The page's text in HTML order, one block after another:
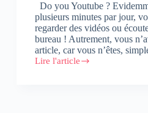
Do you Youtube ?
plusieurs minutes par jour,
regarder des vidéos ou
bureau ! Autrement, vous
article, car vous n’êtes,
Lire l'article
TNC